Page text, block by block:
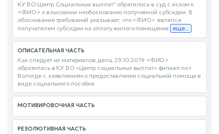
КУ ВО Центр Социальных выплат" обратилось в суд с иском к
<ФИО> о взыскании необоснованно полученной субсидии. В
обоснование требований указывает, что <ФИО> являлся
получателем субсидии на оплату жилого помещения еще...
ОПИСАТЕЛЬНАЯ ЧАСТЬ
Как следует из материалов дела, 29.10.2019 <ФИО>
обратилась в КУ ВО «Центр социальных выплат» филиал по г.
Вологде с заявлением о предоставлении социальной помощи в
виде социального пособия
МОТИВИРОВОЧНАЯ ЧАСТЬ
РЕЗОЛЮТИВНАЯ ЧАСТЬ